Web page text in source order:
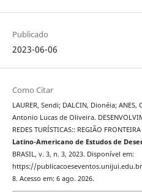
Publicado
2023-06-06
Como Citar
LAURER, Sendi; DALCIN, Dionéia;
Antonio Lucas de Oliveira.
REDES TURÍSTICAS:: REGIÃO
Latino-Americano de Estudos de
BRASIL, v. 3, n. 3, 2023. Disponível em:
https://
8. Acesso em: 6 ago. 2026.